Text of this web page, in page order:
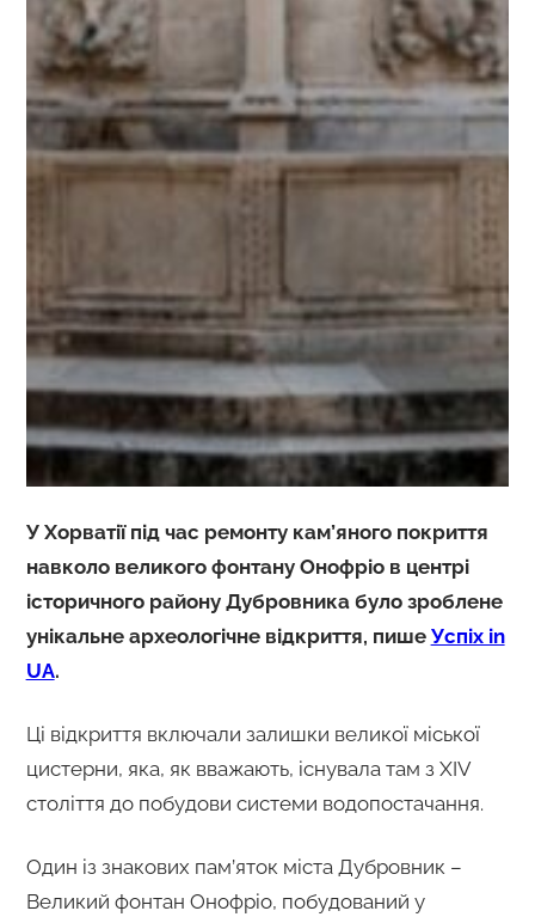
У Хорватії під час ремонту кам’яного покриття
навколо великого фонтану Онофріо в центрі
історичного району Дубровника було зроблене
унікальне археологічне відкриття, пише Успіх in
UA.
Ці відкриття включали залишки великої міської
цистерни, яка, як вважають, існувала там з XIV
століття до побудови системи водопостачання.
Один із знакових пам’яток міста Дубровник –
Великий фонтан Онофріо, побудований у